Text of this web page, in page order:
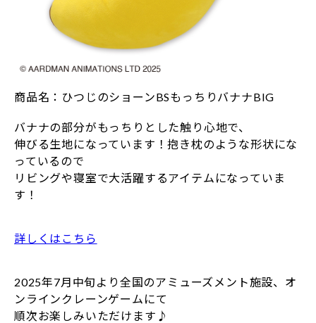
商品名：ひつじのショーンBSもっちりバナナBIG
バナナの部分がもっちりとした触り心地で、
伸びる生地になっています！抱き枕のような形状にな
っているので
リビングや寝室で大活躍するアイテムになっていま
す！
詳しくはこちら
2025年7月中旬より全国のアミューズメント施設、オ
ンラインクレーンゲームにて
順次お楽しみいただけます♪